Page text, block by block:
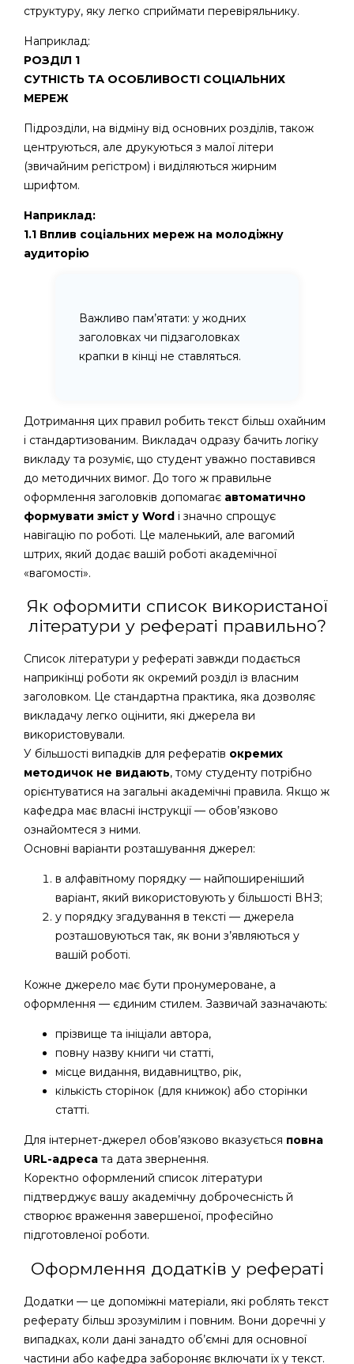
структуру, яку легко сприймати перевіряльнику.
Наприклад:
РОЗДІЛ 1
СУТНІСТЬ ТА ОСОБЛИВОСТІ СОЦІАЛЬНИХ
МЕРЕЖ
Підрозділи, на відміну від основних розділів, також
центруються, але друкуються з малої літери
(звичайним регістром) і виділяються жирним
шрифтом.
Наприклад:
1.1 Вплив соціальних мереж на молодіжну
аудиторію
Важливо пам’ятати: у жодних
заголовках чи підзаголовках
крапки в кінці не ставляться.
Дотримання цих правил робить текст більш охайним
і стандартизованим. Викладач одразу бачить логіку
викладу та розуміє, що студент уважно поставився
до методичних вимог. До того ж правильне
оформлення заголовків допомагає автоматично
формувати зміст у Word і значно спрощує
навігацію по роботі. Це маленький, але вагомий
штрих, який додає вашій роботі академічної
«вагомості».
Як оформити список використаної
літератури у рефераті правильно?
Список літератури у рефераті завжди подається
наприкінці роботи як окремий розділ із власним
заголовком. Це стандартна практика, яка дозволяє
викладачу легко оцінити, які джерела ви
використовували.
У більшості випадків для рефератів окремих
методичок не видають, тому студенту потрібно
орієнтуватися на загальні академічні правила. Якщо ж
кафедра має власні інструкції — обов’язково
ознайомтеся з ними.
Основні варіанти розташування джерел:
в алфавітному порядку — найпоширеніший
варіант, який використовують у більшості ВНЗ;
у порядку згадування в тексті — джерела
розташовуються так, як вони з’являються у
вашій роботі.
Кожне джерело має бути пронумероване, а
оформлення — єдиним стилем. Зазвичай зазначають:
прізвище та ініціали автора,
повну назву книги чи статті,
місце видання, видавництво, рік,
кількість сторінок (для книжок) або сторінки
статті.
Для інтернет-джерел обов’язково вказується повна
URL-адреса та дата звернення.
Коректно оформлений список літератури
підтверджує вашу академічну доброчесність й
створює враження завершеної, професійно
підготовленої роботи.
Оформлення додатків у рефераті
Додатки — це допоміжні матеріали, які роблять текст
реферату більш зрозумілим і повним. Вони доречні у
випадках, коли дані занадто об’ємні для основної
частини або кафедра забороняє включати їх у текст.